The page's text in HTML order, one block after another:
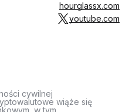
hourglassx.com
youtube.com
cywilnej
wiąże się
w tym